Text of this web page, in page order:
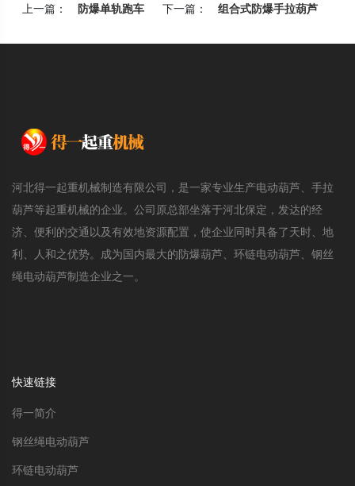
上一篇： 防爆单轨跑车 下一篇： 组合式防爆手拉葫芦
河北得一起重机械制造有限公司，是一家专业生产电动葫芦、手拉
葫芦等起重机械的企业。公司原总部坐落于河北保定，发达的经
济、便利的交通以及有效地资源配置，使企业同时具备了天时、地
利、人和之优势。成为国内最大的防爆葫芦、环链电动葫芦、钢丝
绳电动葫芦制造企业之一。
快速链接
得一简介
钢丝绳电动葫芦
环链电动葫芦